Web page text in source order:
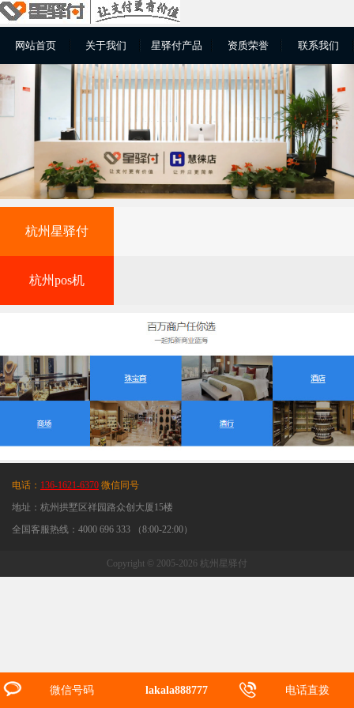
网站首页 关于我们 星驿付产品 资质荣誉 联系我们
杭州星驿付
杭州pos机
电话： 136-1621-6370 微信同号
地址：杭州拱墅区祥园路众创大厦15楼
全国客服热线：4000 696 333 （8:00-22:00）
微信号码 lakala888777 电话直拨
Copyright © 2005-2026 杭州星驿付